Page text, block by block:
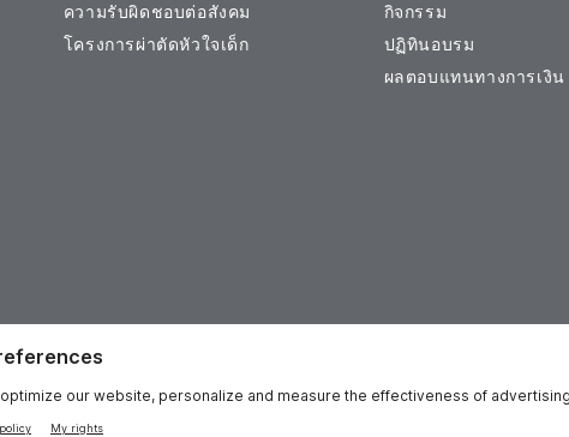
Camellia Sinensis Leaf Extract, Jasminum Officinale (Jasmine) Extract, Santalum
Bulb Extract, Xanthan Gum, Oleth-10, Potassium Cocoyl Glutamate, Isoceteth-20,
ความรับผิดชอบต่อสังคม
โครงการผ่าตัดหัวใจเด็ก
กิจกรรม
ปฏิทินอบรม
ผลตอบแทนทางการเงิน
ข้อปฏิบัติในการทำธุรกิจ